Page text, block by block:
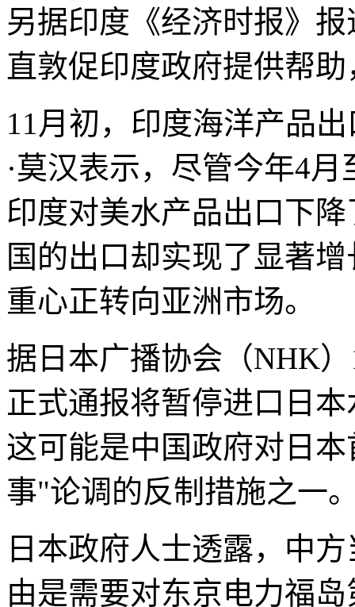
另据印度《经济时报》
直敦促印度政府提供帮
11月初，印度海洋产品
·莫汉表示，尽管今年4
印度对美水产品出口下
国的出口却实现了显著
重心正转向亚洲市场。
据日本广播协会（NHK
正式通报将暂停进口日
这可能是中国政府对日
事"论调的反制措施之一
日本政府人士透露，中
由是需要对东京电力福